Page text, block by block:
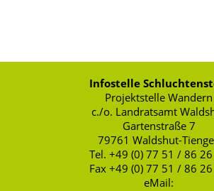
Infostelle
Projektstelle Wandern
c./o. Landratsamt
Gartenstraße 7
79761 Waldshut-
Tel. +49 (0) 77 51 / 86
Fax +49 (0) 77 51 / 86
eMail: